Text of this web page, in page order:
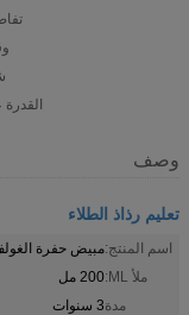
وصف
تعليم رذاذ الطلاء
اسم المنتج:مبيض حفرة
ملأ ML:
200 مل
مدة3 سنوات